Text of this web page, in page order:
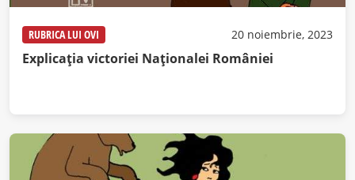
RUBRICA LUI OVI 20 noiembrie, 2023
Explicația victoriei Naționalei României